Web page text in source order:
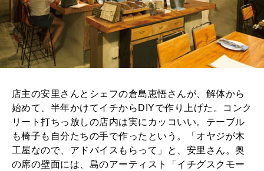
店主の安里さんとシェフの倉島恵悟さんが、解体から
始めて、半年かけてイチからDIYで作り上げた。コンク
リート打ちっ放しの店内は実にカッコいい。テーブル
も椅子も自分たちの手で作ったという。「オヤジが木
工屋なので、アドバイスもらって」と、安里さん。奥
の席の壁面には、島のアーティスト「イチグスクモー